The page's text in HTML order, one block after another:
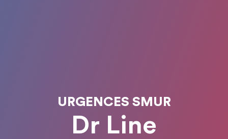
URGENCES SMUR
Dr Line